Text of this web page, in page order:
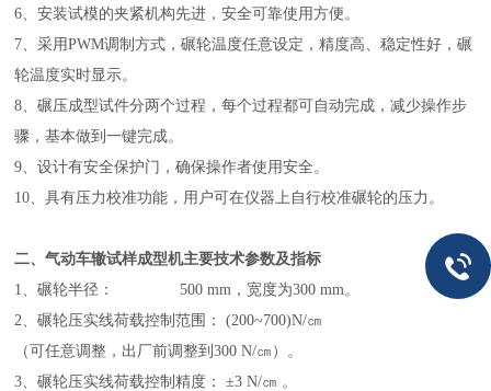
6、安装试模的夹紧机构先进，安全可靠使用方便。
7、采用PWM调制方式，碾轮温度任意设定，精度高、稳定性好，碾
轮温度实时显示。
8、碾压成型试件分两个过程，每个过程都可自动完成，减少操作步
骤，基本做到一键完成。
9、设计有安全保护门，确保操作者使用安全。
10、具有压力校准功能，用户可在仪器上自行校准碾轮的压力。
二、气动车辙试样成型机主要技术参数及指标
1、碾轮半径： 500 mm，宽度为300 mm。
2、碾轮压实线荷载控制范围： (200~700)N/㎝
（可任意调整，出厂前调整到300 N/㎝）。
3、碾轮压实线荷载控制精度： ±3 N/㎝ 。